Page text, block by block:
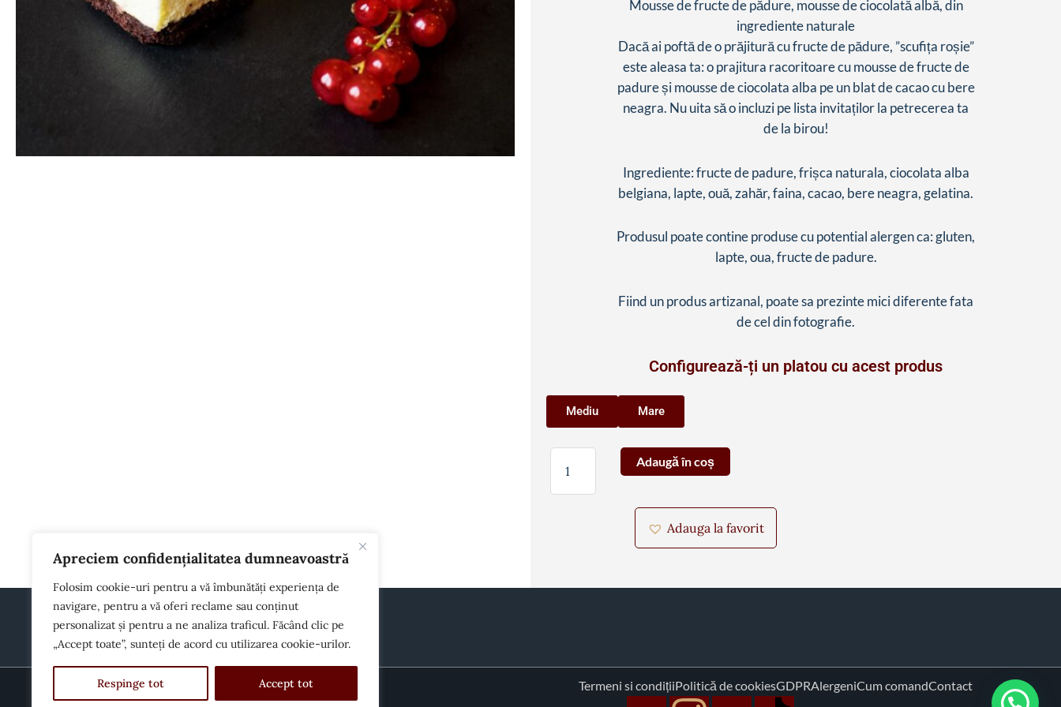
Apreciem confidențialitatea dumneavoastră
Folosim cookie-uri pentru a vă îmbunătăți experiența de
navigare, pentru a vă oferi reclame sau conținut
personalizat și pentru a ne analiza traficul. Făcând clic pe
„Accept toate”, sunteți de acord cu utilizarea cookie-urilor.
Respinge tot Accept tot
Mousse de fructe de pădure, mousse de ciocolată albă, din
ingrediente naturale
Dacă ai poftă de o prăjitură cu fructe de pădure, ”scufița roșie”
este aleasa ta: o prajitura racoritoare cu mousse de fructe de
padure și mousse de ciocolata alba pe un blat de cacao cu bere
neagra. Nu uita să o incluzi pe lista invitaților la petrecerea ta
de la birou!
Ingrediente: fructe de padure, frișca naturala, ciocolata alba
belgiana, lapte, ouă, zahăr, faina, cacao, bere neagra, gelatina.
Produsul poate contine produse cu potential alergen ca: gluten,
lapte, oua, fructe de padure.
Fiind un produs artizanal, poate sa prezinte mici diferente fata
de cel din fotografie.
Configurează-ți un platou cu acest produs
Mediu Mare
Little
Red
Adaugă în coș
Adauga la favorit
Termeni si condițiiPolitică de cookiesGDPRAlergeniCum comandContact